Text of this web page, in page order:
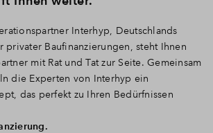
Interhyp, Deutschlands
privater Baufinanzierungen, steht Ihnen
mit Rat und Tat zur Seite. Gemeinsam
die Experten von Interhyp ein
das perfekt zu Ihren Bedürfnissen